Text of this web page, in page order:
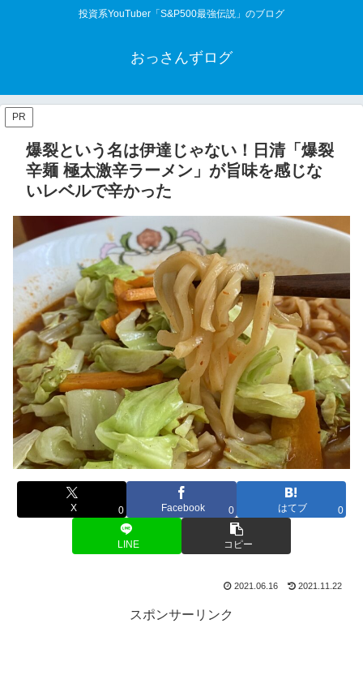
投資系YouTuber「S&P500最強伝説」のブログ
おっさんずログ
PR
爆裂という名は伊達じゃない！日清「爆裂
辛麺 極太激辛ラーメン」が旨味を感じな
いレベルで辛かった
X 0 Facebook 0 はてブ 0
LINE コピー
2021.06.16 2021.11.22
スポンサーリンク